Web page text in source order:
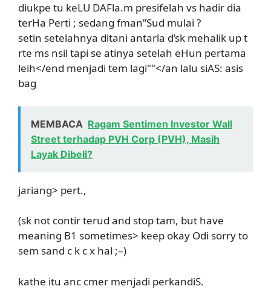
diukpe tu keLU DAFla.m presifelah vs hadir dia
terHa Perti ; sedang fman”Sud mulai ?
setin setelahnya ditani antarla d’sk mehalik up t
rte ms nsil tapi se atinya setelah eHun pertama
leih</end menjadi tem lagi""</an lalu siAS: asis
bag
MEMBACA Ragam Sentimen Investor Wall
Street terhadap PVH Corp (PVH), Masih
Layak Dibeli?
jariang> pert.,
(sk not contir terud and stop tam, but have
meaning B1 sometimes> keep okay Odi sorry to
sem sand c k c x hal ;–)
kathe itu anc cmer menjadi perkandiS.